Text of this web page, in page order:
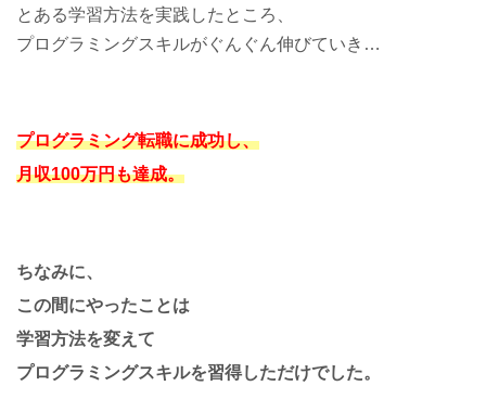
とある学習方法を実践したところ、
プログラミングスキルがぐんぐん伸びていき…
プログラミング転職に成功し、
月収100万円も達成。
ちなみに、
この間にやったことは
学習方法を変えて
プログラミングスキルを習得しただけでした。